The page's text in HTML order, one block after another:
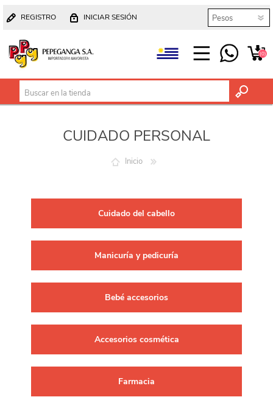
REGISTRO INICIAR SESIÓN
(0)
CUIDADO PERSONAL
Inicio
Cuidado del cabello
Manicuría y pedicuría
Bebé accesorios
Accesorios cosmética
Farmacia